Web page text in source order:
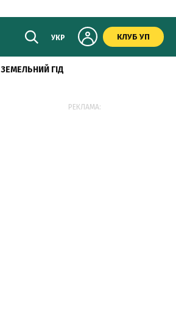
УКР КЛУБ УП
ЗЕМЕЛЬНИЙ ГІД
РЕКЛАМА: